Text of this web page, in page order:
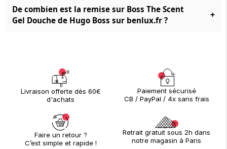
De combien est la remise sur Boss The Scent
Gel Douche de Hugo Boss sur benlux.fr ?
+
Livraison offerte dès 60€
d'achats
Paiement sécurisé
CB / PayPal / 4x sans frais
Faire un retour ?
C’est simple et rapide !
Retrait gratuit sous 2h dans
notre magasin à Paris